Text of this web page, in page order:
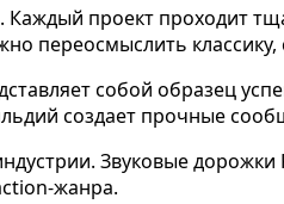
проект проходит
переосмыслить классику,
собой образец
создает прочные
Звуковые
жанра.